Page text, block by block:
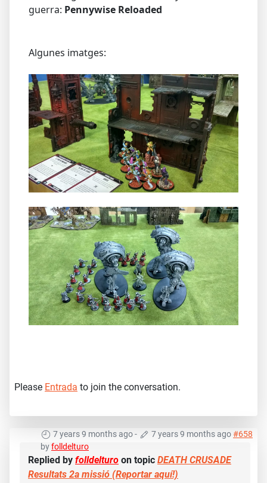
guerra: Pennywise Reloaded
Algunes imatges:
Please Entrada to join the conversation.
7 years 9 months ago- 7 years 9 months ago#658
byfolldelturo
Replied by folldelturo on topic DEATH CRUSADE
Resultats 2a missió (Reportar aquí!)